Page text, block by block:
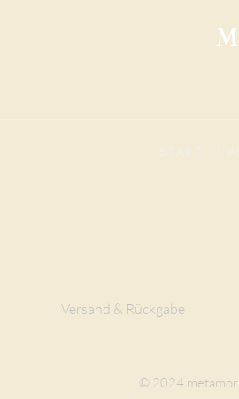
Versand & Rückgabe
© 2024